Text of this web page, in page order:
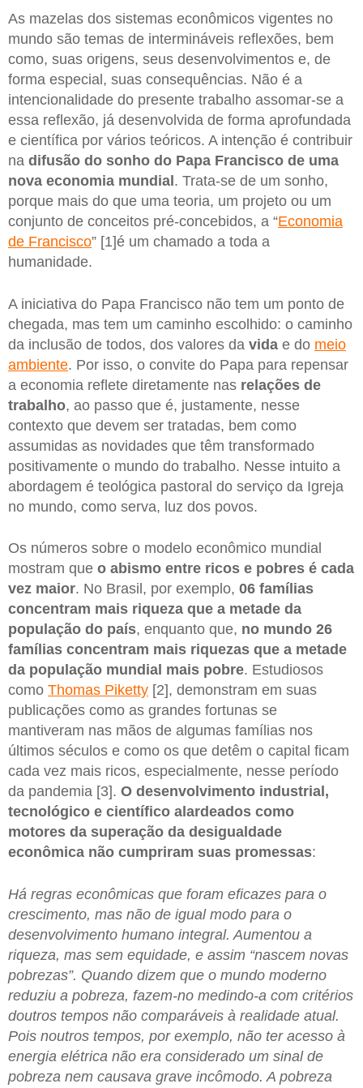
As mazelas dos sistemas econômicos vigentes no
mundo são temas de intermináveis reflexões, bem
como, suas origens, seus desenvolvimentos e, de
forma especial, suas consequências. Não é a
intencionalidade do presente trabalho assomar-se a
essa reflexão, já desenvolvida de forma aprofundada
e científica por vários teóricos. A intenção é contribuir
na difusão do sonho do Papa Francisco de uma
nova economia mundial . Trata-se de um sonho,
porque mais do que uma teoria, um projeto ou um
conjunto de conceitos pré-concebidos, a “Economia
de Francisco” [1]é um chamado a toda a
humanidade.
A iniciativa do Papa Francisco não tem um ponto de
chegada, mas tem um caminho escolhido: o caminho
da inclusão de todos, dos valores da vida e do meio
ambiente. Por isso, o convite do Papa para repensar
a economia reflete diretamente nas relações de
trabalho, ao passo que é, justamente, nesse
contexto que devem ser tratadas, bem como
assumidas as novidades que têm transformado
positivamente o mundo do trabalho. Nesse intuito a
abordagem é teológica pastoral do serviço da Igreja
no mundo, como serva, luz dos povos.
Os números sobre o modelo econômico mundial
mostram que o abismo entre ricos e pobres é cada
vez maior. No Brasil, por exemplo, 06 famílias
concentram mais riqueza que a metade da
população do país, enquanto que, no mundo 26
famílias concentram mais riquezas que a metade
da população mundial mais pobre. Estudiosos
como Thomas Piketty [2], demonstram em suas
publicações como as grandes fortunas se
mantiveram nas mãos de algumas famílias nos
últimos séculos e como os que detêm o capital ficam
cada vez mais ricos, especialmente, nesse período
da pandemia [3]. O desenvolvimento industrial,
tecnológico e científico alardeados como
motores da superação da desigualdade
econômica não cumpriram suas promessas:
Há regras econômicas que foram eficazes para o
crescimento, mas não de igual modo para o
desenvolvimento humano integral. Aumentou a
riqueza, mas sem equidade, e assim “nascem novas
pobrezas”. Quando dizem que o mundo moderno
reduziu a pobreza, fazem-no medindo-a com critérios
doutros tempos não comparáveis à realidade atual.
Pois noutros tempos, por exemplo, não ter acesso à
energia elétrica não era considerado um sinal de
pobreza nem causava grave incômodo. A pobreza